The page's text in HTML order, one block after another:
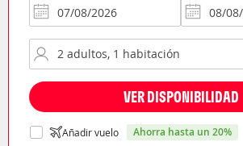
VER DISPONIBILIDAD
Añadir vuelo ahorra hasta un 20%